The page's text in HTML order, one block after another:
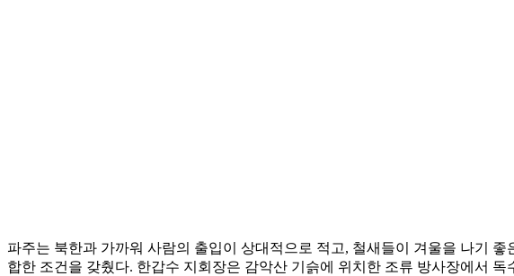
파주는 북한과 가까워 사람의 출입이 상대적으로 적고, 철새들이 겨울을 나기
합한 조건을 갖췄다. 한갑수 지회장은 감악산 기슭에 위치한 조류 방사장에서 독